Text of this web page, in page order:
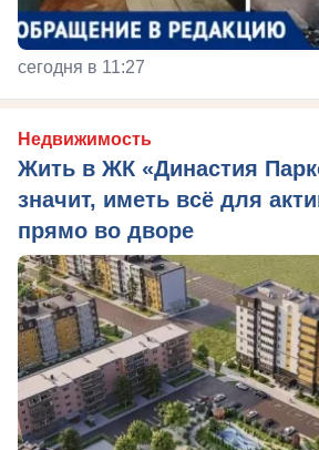
сегодня в 11:27
Недвижимость
Жить в ЖК «Династия
значит, иметь всё для
прямо во дворе